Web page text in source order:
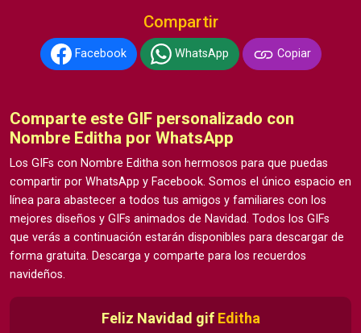
Compartir
Facebook WhatsApp Copiar
Comparte este GIF personalizado con
Nombre Editha por WhatsApp
Los GIFs con Nombre Editha son hermosos para que puedas
compartir por WhatsApp y Facebook. Somos el único espacio en
línea para abastecer a todos tus amigos y familiares con los
mejores diseños y GIFs animados de Navidad. Todos los GIFs
que verás a continuación estarán disponibles para descargar de
forma gratuita. Descarga y comparte para los recuerdos
navideños.
Feliz Navidad gif Editha